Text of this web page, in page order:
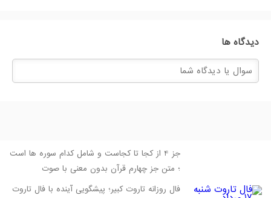
دیدگاه ها
جز 4 از کجا تا کجاست و شامل کدام سوره ها است
؛ متن جز چهارم قرآن بدون معنی با صوت
فال روزانه تاروت کبیر؛ پیشگویی آینده با فال تاروت